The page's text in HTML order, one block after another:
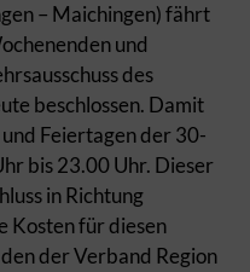
– Maichingen) fährt
und
des
beschlossen. Damit
und Feiertagen der 30-
bis 23.00 Uhr. Dieser
in Richtung
Kosten für diesen
der Verband Region